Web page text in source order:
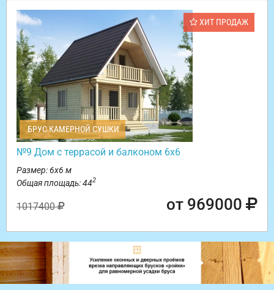
ХИТ ПРОДАЖ
БРУС КАМЕРНОЙ СУШКИ
№9 Дом с террасой и балконом 6х6
Размер: 6х6 м
Общая площадь: 442
1017400 от 969000